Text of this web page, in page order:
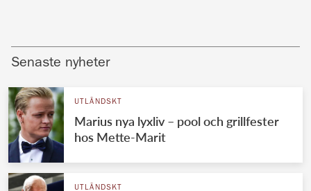
Senaste nyheter
UTLÄNDSKT
Marius nya lyxliv – pool och grillfester
hos Mette-Marit
UTLÄNDSKT